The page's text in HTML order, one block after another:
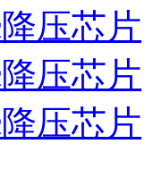
压芯片
压芯片
压芯片